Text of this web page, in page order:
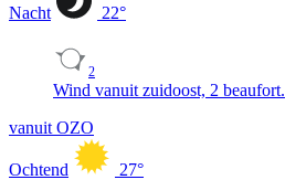
Nacht 22°
2
Wind vanuit zuidoost, 2 beaufort.
vanuit OZO
Ochtend 27°